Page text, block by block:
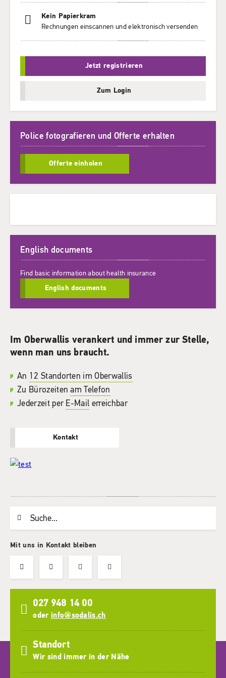
Kein Papierkram
Rechnungen einscannen und elektronisch versenden
Jetzt registrieren
Zum Login
Police fotografieren und Offerte erhalten
Offerte einholen
English documents
Find basic information about health insurance
English documents
Im Oberwallis verankert und immer zur Stelle,
wenn man uns braucht.
An 12 Standorten im Oberwallis
Zu Bürozeitenam Telefon
Jederzeit per E-Mail erreichbar
Kontakt
Suchwort
Mit uns in Kontakt bleiben
027 948 14 00
oder info@sodalis.ch
Standort
Wir sind immer in der Nähe